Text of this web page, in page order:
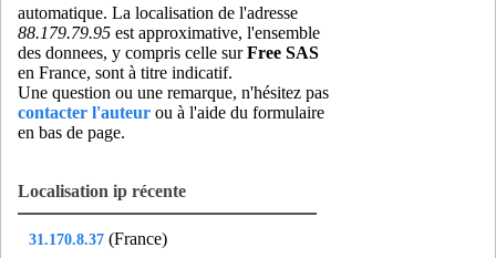
obs92- Meudon (8 km)
org78
- Orgeval (17 km)
paj75- Paris 18 (19 km)
pas75- Paris 16 (13 km)
per92 - Levallois-perret (16 km)
pha75- Paris 11 (19 km)
pie78- Elancourt (14 km)
pil75 - Paris 18 (19 km)
automatique. La localisation de l'adresse
88.179.79.95 est approximative, l'ensemble
des donnees, y compris celle surFree SAS
en France, sont à titre indicatif.
Une question ou une remarque, n'hésitez pas
contacter l'auteur ou à l'aide du formulaire
en bas de page.
Localisation ip récente
31.170.8.37 (France)